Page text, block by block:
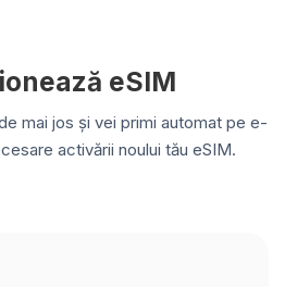
eSIM
mai jos și vei primi automat pe e-
activării noului tău eSIM.